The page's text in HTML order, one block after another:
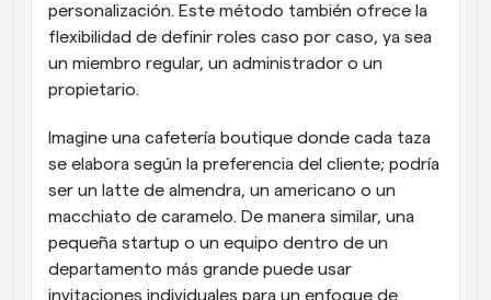
personalización. Este método también ofrece la
flexibilidad de definir roles caso por caso, ya sea
un miembro regular, un administrador o un
propietario.
Imagine una cafetería boutique donde cada taza
se elabora según la preferencia del cliente; podría
ser un latte de almendra, un americano o un
macchiato de caramelo. De manera similar, una
pequeña startup o un equipo dentro de un
departamento más grande puede usar
invitaciones individuales para un enfoque de